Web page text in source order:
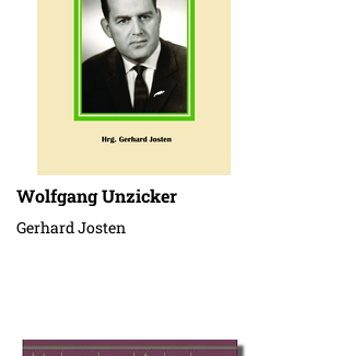
Wolfgang Unzicker
Gerhard Josten